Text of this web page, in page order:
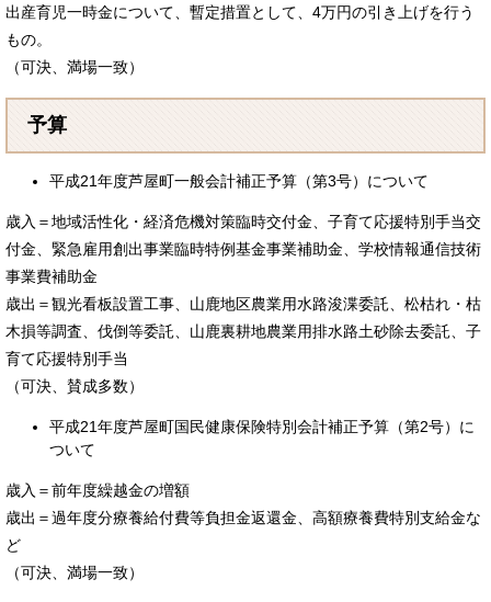
出産育児一時金について、暫定措置として、4万円の引き上げを行う
もの。
（可決、満場一致）
予算
平成21年度芦屋町一般会計補正予算（第3号）について
歳入＝地域活性化・経済危機対策臨時交付金、子育て応援特別手当交
付金、緊急雇用創出事業臨時特例基金事業補助金、学校情報通信技術
事業費補助金
歳出＝観光看板設置工事、山鹿地区農業用水路浚渫委託、松枯れ・枯
木損等調査、伐倒等委託、山鹿裏耕地農業用排水路土砂除去委託、子
育て応援特別手当
（可決、賛成多数）
平成21年度芦屋町国民健康保険特別会計補正予算（第2号）に
ついて
歳入＝前年度繰越金の増額
歳出＝過年度分療養給付費等負担金返還金、高額療養費特別支給金な
ど
（可決、満場一致）